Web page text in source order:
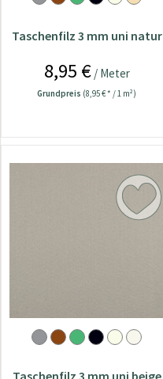
Taschenfilz 3 mm uni natur
8,95 €/ Meter
Grundpreis (8,95 € * / 1 m²)